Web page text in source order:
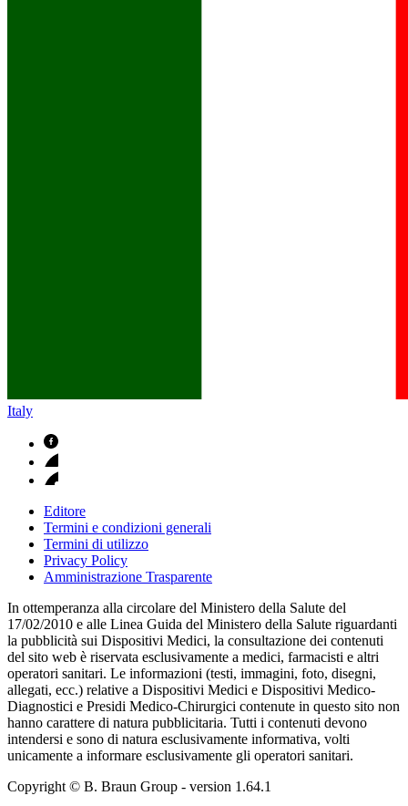
Italy
Editore
Termini e condizioni generali
Termini di utilizzo
Privacy Policy
Amministrazione Trasparente
In ottemperanza alla circolare del Ministero della Salute del
17/02/2010 e alle Linea Guida del Ministero della Salute riguardanti
la pubblicità sui Dispositivi Medici, la consultazione dei contenuti
del sito web è riservata esclusivamente a medici, farmacisti e altri
operatori sanitari. Le informazioni (testi, immagini, foto, disegni,
allegati, ecc.) relative a Dispositivi Medici e Dispositivi Medico-
Diagnostici e Presidi Medico-Chirurgici contenute in questo sito non
hanno carattere di natura pubblicitaria. Tutti i contenuti devono
intendersi e sono di natura esclusivamente informativa, volti
unicamente a informare esclusivamente gli operatori sanitari.
Copyright © B. Braun Group - version 1.64.1